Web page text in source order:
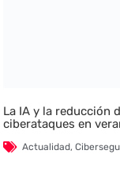
La IA y la reducción
ciberataques en
Actualidad,